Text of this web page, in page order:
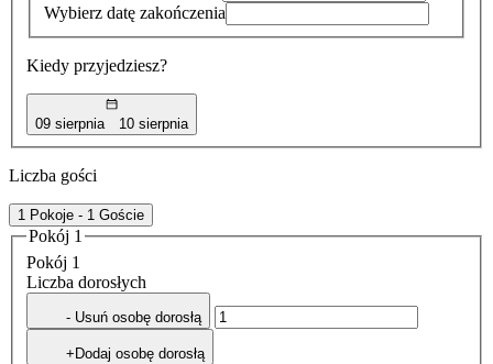
Wybierz datę zakończenia
Kiedy przyjedziesz?
09 sierpnia 10 sierpnia
Liczba gości
1 Pokoje - 1 Goście
Pokój 1
Pokój 1
Liczba dorosłych
- Usuń osobę dorosłą
+Dodaj osobę dorosłą